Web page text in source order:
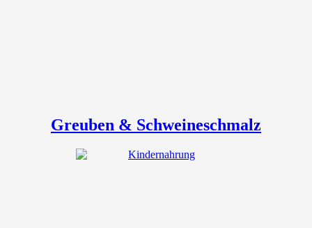
Greuben & Schweineschmalz